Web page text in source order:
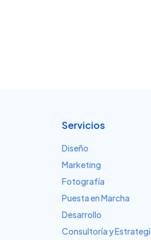
Servicios
Diseño
Marketing
Fotografía
Puesta en Marcha
Desarrollo
Consultoría y